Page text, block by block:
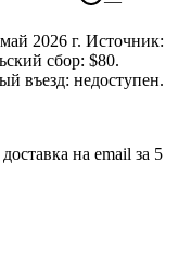
2026 г. Источник:
сбор: $80.
въезд: недоступен.
на email за 5